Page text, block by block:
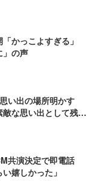
かっこよすぎる」
」の声
い出の場所明かす
敵な思い出として残
共演決定で即電話
嬉しかった」